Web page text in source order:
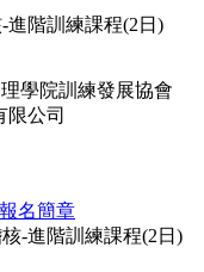
進階訓練課程(2日)
學院訓練發展協會
限公司
名簡章